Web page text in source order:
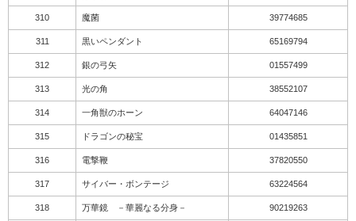
310 魔菌 39774685
311 黒いペンダント 65169794
312 銀の弓矢 01557499
313 光の角 38552107
314 一角獣のホーン 64047146
315 ドラゴンの秘宝 01435851
316 電撃鞭 37820550
317 サイバー・ボンテージ 63224564
318 万華鏡 －華麗なる分身－ 90219263